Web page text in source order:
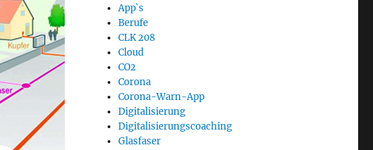
App`s
Berufe
CLK 208
Cloud
CO2
Corona
Corona-Warn-App
Digitalisierung
Digitalisierungscoaching
Glasfaser